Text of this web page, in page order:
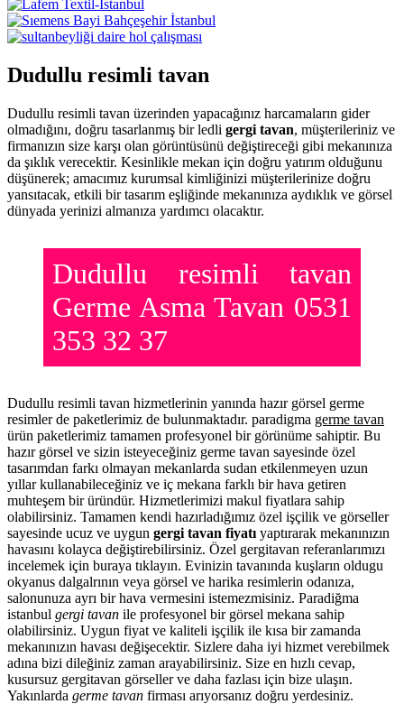
Dudullu resimli tavan
Dudullu resimli tavan üzerinden yapacağınız harcamaların gider
olmadığını, doğru tasarlanmış bir ledli gergi tavan, müşterileriniz ve
firmanızın size karşı olan görüntüsünü değiştireceği gibi mekanınıza
da şıklık verecektir. Kesinlikle mekan için doğru yatırım olduğunu
düşünerek; amacımız kurumsal kimliğinizi müşterilerinize doğru
yansıtacak, etkili bir tasarım eşliğinde mekanınıza aydıklık ve görsel
dünyada yerinizi almanıza yardımcı olacaktır.
Dudullu resimli tavan
Germe Asma Tavan 0531
353 32 37
Dudullu resimli tavan hizmetlerinin yanında hazır görsel germe
resimler de paketlerimiz de bulunmaktadır. paradigma germe tavan
ürün paketlerimiz tamamen profesyonel bir görünüme sahiptir. Bu
hazır görsel ve sizin isteyeceğiniz germe tavan sayesinde özel
tasarımdan farkı olmayan mekanlarda sudan etkilenmeyen uzun
yıllar kullanabileceğiniz ve iç mekana farklı bir hava getiren
muhteşem bir üründür. Hizmetlerimizi makul fiyatlara sahip
olabilirsiniz. Tamamen kendi hazırladığımız özel işçilik ve görseller
sayesinde ucuz ve uygun gergi tavan fiyatı yaptırarak mekanınızın
havasını kolayca değiştirebilirsiniz. Özel gergitavan referanlarımızı
incelemek için buraya tıklayın. Evinizin tavanında kuşların oldugu
okyanus dalgalrının veya görsel ve harika resimlerin odanıza,
salonunuza ayrı bir hava vermesini istemezmisiniz. Paradiğma
istanbul gergi tavan ile profesyonel bir görsel mekana sahip
olabilirsiniz. Uygun fiyat ve kaliteli işçilik ile kısa bir zamanda
mekanınızın havası değişecektir. Sizlere daha iyi hizmet verebilmek
adına bizi dileğiniz zaman arayabilirsiniz. Size en hızlı cevap,
kusursuz gergitavan görseller ve daha fazlası için bize ulaşın.
Yakınlarda germe tavan firması arıyorsanız doğru yerdesiniz.